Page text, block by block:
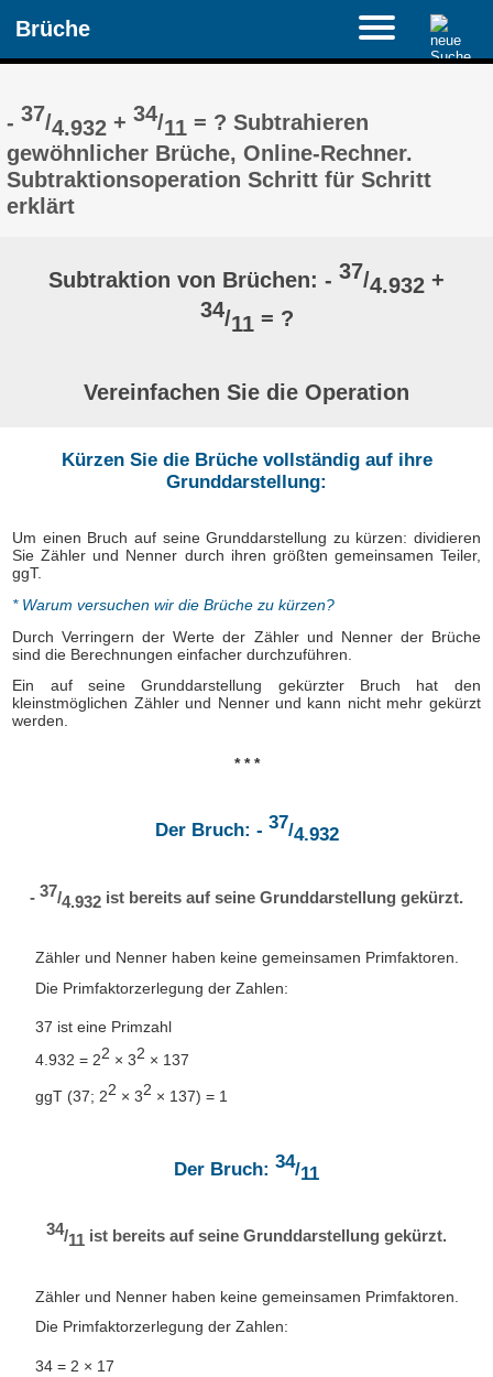
Brüche
-37/4.932 +34/11 = ? Subtrahieren
gewöhnlicher Brüche, Online-Rechner.
Subtraktionsoperation Schritt für Schritt
erklärt
Subtraktion von Brüchen: - 37/4.932 +
34/11 = ?
Vereinfachen Sie die Operation
Kürzen Sie die Brüche vollständig auf ihre
Grunddarstellung:
Um einen Bruch auf seine Grunddarstellung zu kürzen: dividieren
Sie Zähler und Nenner durch ihren größten gemeinsamen Teiler,
ggT.
* Warum versuchen wir die Brüche zu kürzen?
Durch Verringern der Werte der Zähler und Nenner der Brüche
sind die Berechnungen einfacher durchzuführen.
Ein auf seine Grunddarstellung gekürzter Bruch hat den
kleinstmöglichen Zähler und Nenner und kann nicht mehr gekürzt
werden.
* * *
Der Bruch: - 37/4.932
- 37/4.932 ist bereits auf seine Grunddarstellung gekürzt.
Zähler und Nenner haben keine gemeinsamen Primfaktoren.
Die Primfaktorzerlegung der Zahlen:
37 ist eine Primzahl
4.932 = 22 × 32 × 137
ggT (37; 22 × 32 × 137) = 1
Der Bruch: 34/11
34/11 ist bereits auf seine Grunddarstellung gekürzt.
Zähler und Nenner haben keine gemeinsamen Primfaktoren.
Die Primfaktorzerlegung der Zahlen:
34 = 2 × 17